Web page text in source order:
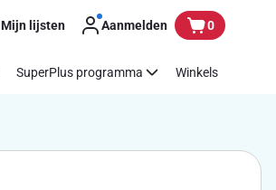
Mijn lijsten Aanmelden 0
SuperPlus programma Winkels